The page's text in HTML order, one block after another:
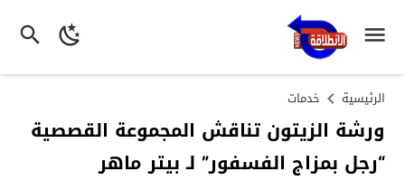
الرئيسية خدمات
ورشة الزيتون تناقش المجموعة القصصية
“رجل بمزاج الفسفور” لـ بيتر ماهر